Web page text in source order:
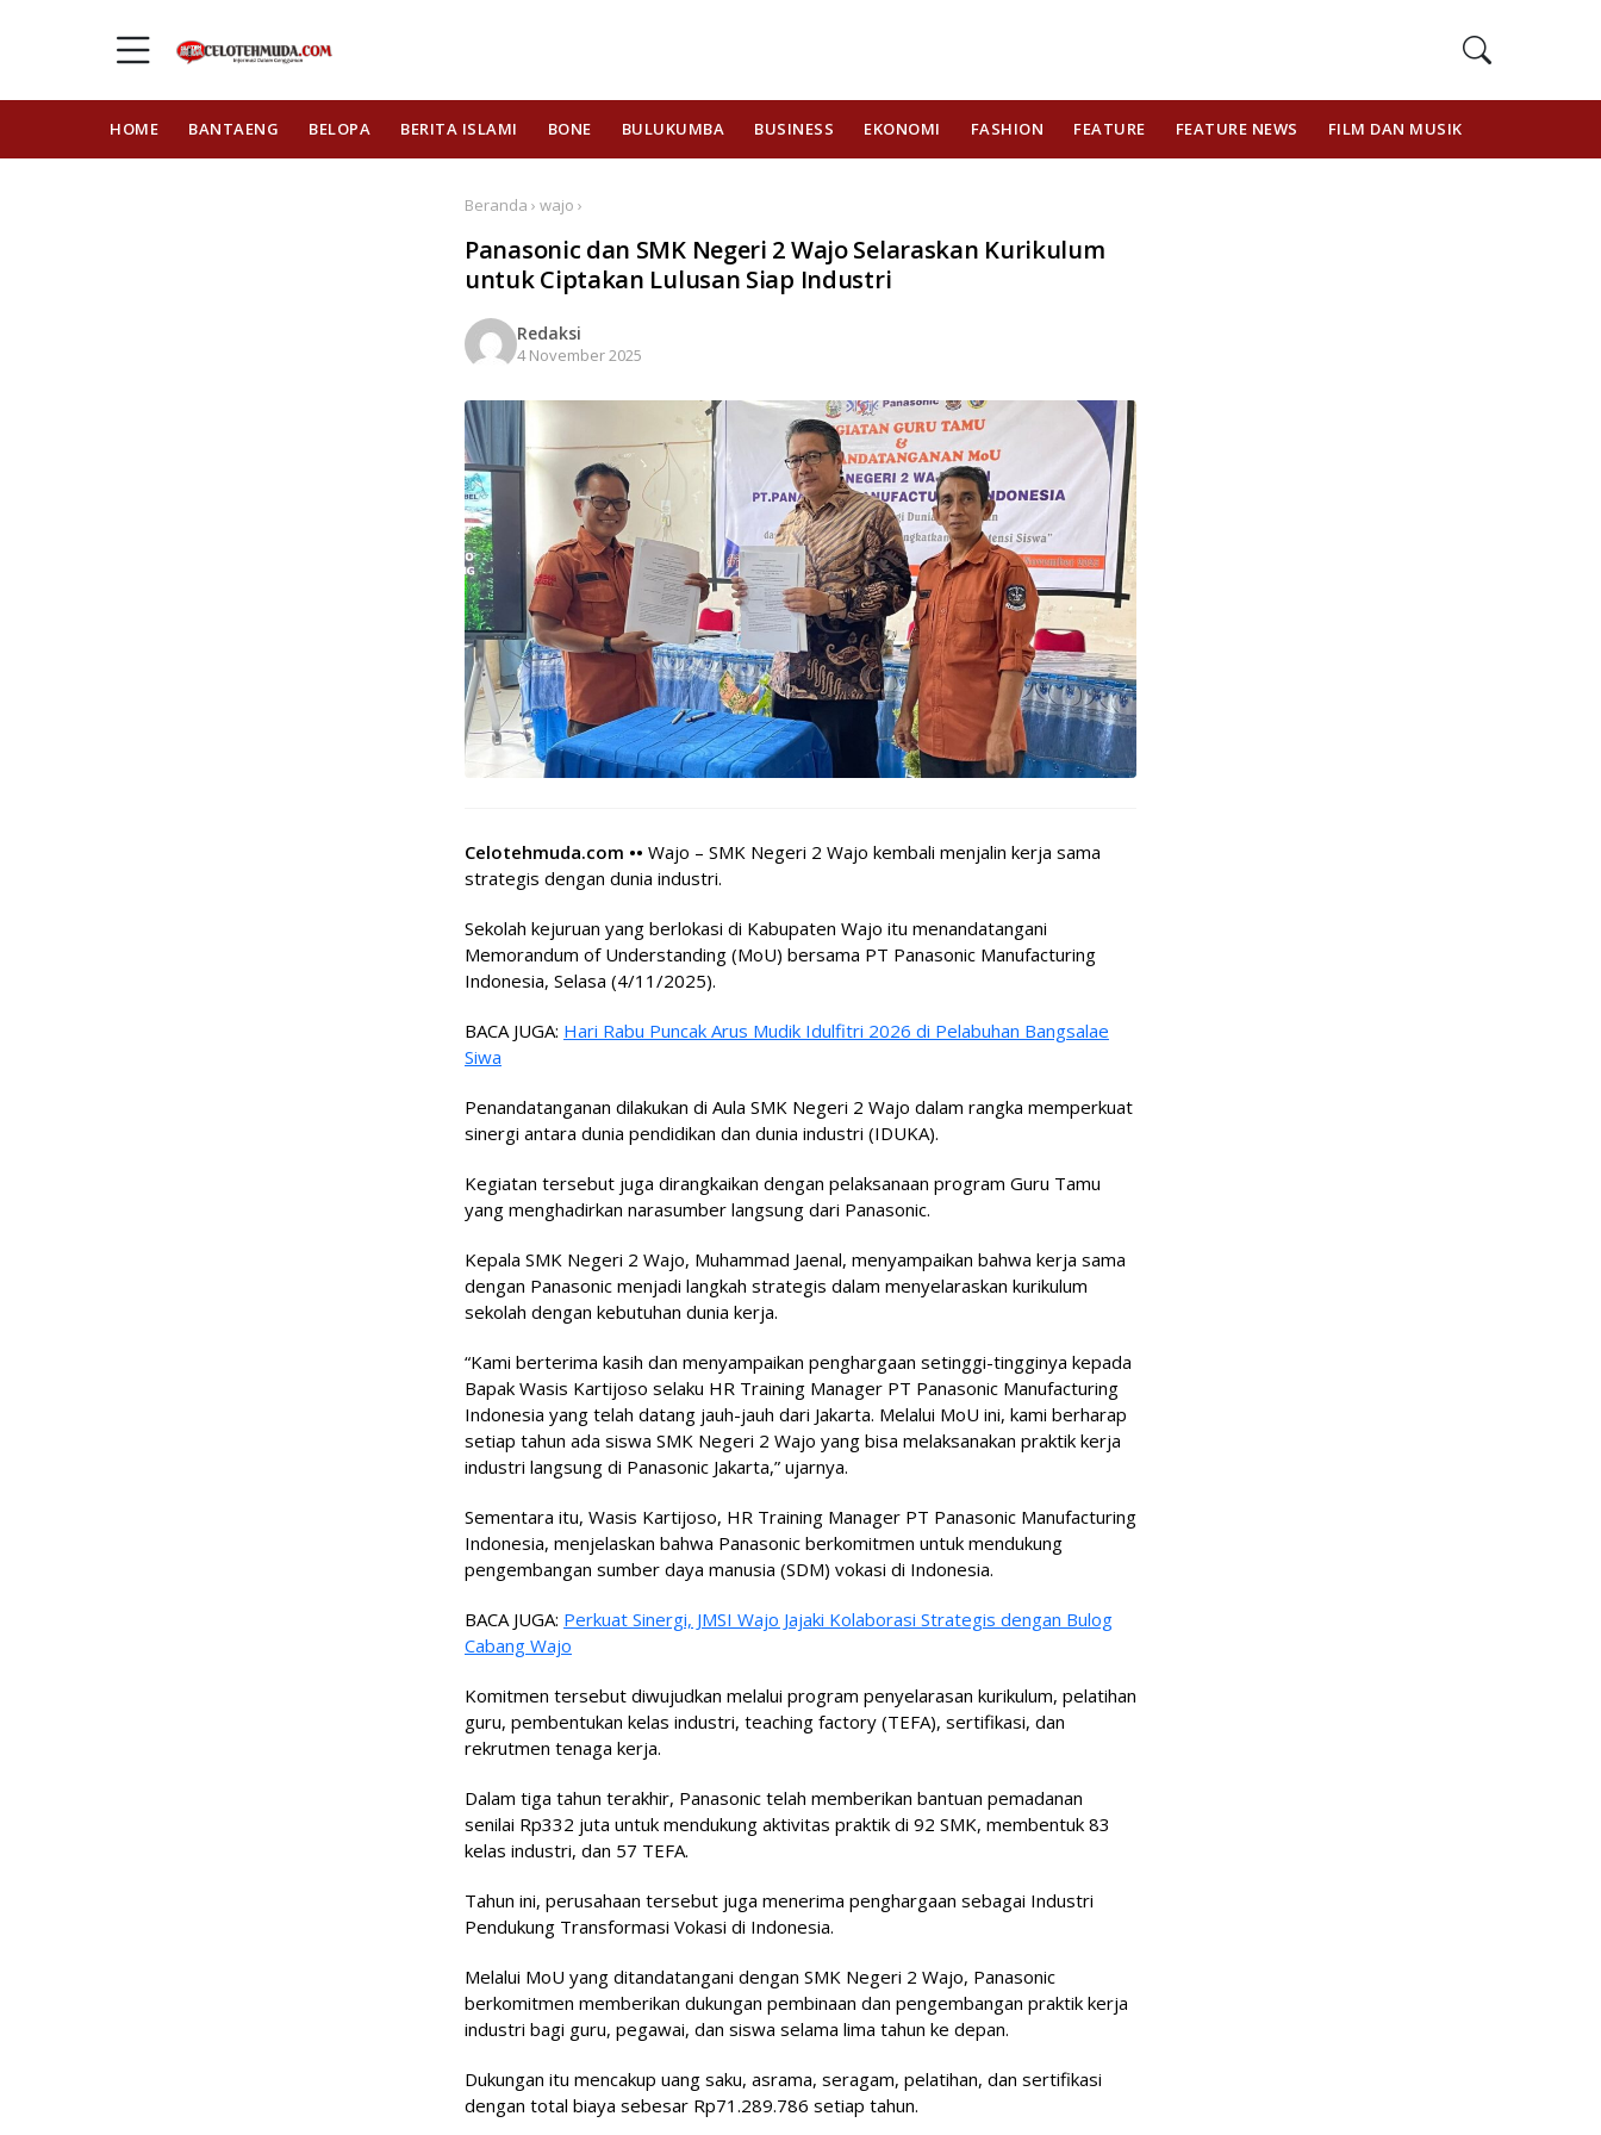
HOME BANTAENG BELOPA BERITA ISLAMI BONE BULUKUMBA BUSINESS EKONOMI FASHION FEATURE FEATURE NEWS FILM DAN MUSIK
Beranda › wajo ›
Panasonic dan SMK Negeri 2 Wajo Selaraskan Kurikulum
untuk Ciptakan Lulusan Siap Industri
Redaksi
4 November 2025
Celotehmuda.com •• Wajo – SMK Negeri 2 Wajo kembali menjalin kerja sama
strategis dengan dunia industri.
Sekolah kejuruan yang berlokasi di Kabupaten Wajo itu menandatangani
Memorandum of Understanding (MoU) bersama PT Panasonic Manufacturing
Indonesia, Selasa (4/11/2025).
BACA JUGA: Hari Rabu Puncak Arus Mudik Idulfitri 2026 di Pelabuhan Bangsalae
Siwa
Penandatanganan dilakukan di Aula SMK Negeri 2 Wajo dalam rangka memperkuat
sinergi antara dunia pendidikan dan dunia industri (IDUKA).
Kegiatan tersebut juga dirangkaikan dengan pelaksanaan program Guru Tamu
yang menghadirkan narasumber langsung dari Panasonic.
Kepala SMK Negeri 2 Wajo, Muhammad Jaenal, menyampaikan bahwa kerja sama
dengan Panasonic menjadi langkah strategis dalam menyelaraskan kurikulum
sekolah dengan kebutuhan dunia kerja.
“Kami berterima kasih dan menyampaikan penghargaan setinggi-tingginya kepada
Bapak Wasis Kartijoso selaku HR Training Manager PT Panasonic Manufacturing
Indonesia yang telah datang jauh-jauh dari Jakarta. Melalui MoU ini, kami berharap
setiap tahun ada siswa SMK Negeri 2 Wajo yang bisa melaksanakan praktik kerja
industri langsung di Panasonic Jakarta,” ujarnya.
Sementara itu, Wasis Kartijoso, HR Training Manager PT Panasonic Manufacturing
Indonesia, menjelaskan bahwa Panasonic berkomitmen untuk mendukung
pengembangan sumber daya manusia (SDM) vokasi di Indonesia.
BACA JUGA: Perkuat Sinergi, JMSI Wajo Jajaki Kolaborasi Strategis dengan Bulog
Cabang Wajo
Komitmen tersebut diwujudkan melalui program penyelarasan kurikulum, pelatihan
guru, pembentukan kelas industri, teaching factory (TEFA), sertifikasi, dan
rekrutmen tenaga kerja.
Dalam tiga tahun terakhir, Panasonic telah memberikan bantuan pemadanan
senilai Rp332 juta untuk mendukung aktivitas praktik di 92 SMK, membentuk 83
kelas industri, dan 57 TEFA.
Tahun ini, perusahaan tersebut juga menerima penghargaan sebagai Industri
Pendukung Transformasi Vokasi di Indonesia.
Melalui MoU yang ditandatangani dengan SMK Negeri 2 Wajo, Panasonic
berkomitmen memberikan dukungan pembinaan dan pengembangan praktik kerja
industri bagi guru, pegawai, dan siswa selama lima tahun ke depan.
Dukungan itu mencakup uang saku, asrama, seragam, pelatihan, dan sertifikasi
dengan total biaya sebesar Rp71.289.786 setiap tahun.